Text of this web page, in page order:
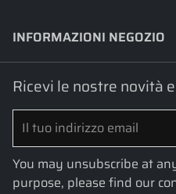
INFORMAZIONI NEGOZIO
Ricevi le nostre novità
You may unsubscribe at
purpose, please find our